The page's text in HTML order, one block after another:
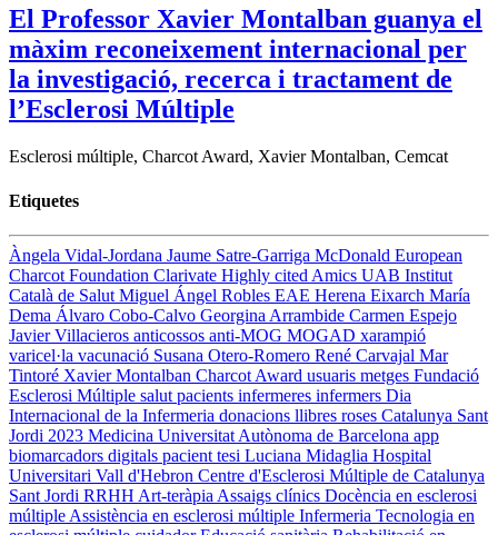
El Professor Xavier Montalban guanya el
màxim reconeixement internacional per
la investigació, recerca i tractament de
l’Esclerosi Múltiple
Esclerosi múltiple, Charcot Award, Xavier Montalban, Cemcat
Etiquetes
Àngela Vidal-Jordana Jaume Satre-Garriga McDonald European
Charcot Foundation Clarivate Highly cited Amics UAB Institut
Català de Salut Miguel Ángel Robles EAE Herena Eixarch María
Dema Álvaro Cobo-Calvo Georgina Arrambide Carmen Espejo
Javier Villacieros anticossos anti-MOG MOGAD xarampió
varicel·la vacunació Susana Otero-Romero René Carvajal Mar
Tintoré Xavier Montalban Charcot Award usuaris metges Fundació
Esclerosi Múltiple salut pacients infermeres infermers Dia
Internacional de la Infermeria donacions llibres roses Catalunya Sant
Jordi 2023 Medicina Universitat Autònoma de Barcelona app
biomarcadors digitals pacient tesi Luciana Midaglia Hospital
Universitari Vall d'Hebron Centre d'Esclerosi Múltiple de Catalunya
Sant Jordi RRHH Art-teràpia Assaigs clínics Docència en esclerosi
múltiple Assistència en esclerosi múltiple Infermeria Tecnologia en